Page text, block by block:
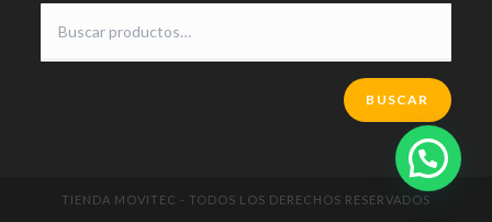
BUSCAR
TIENDA MOVITEC - TODOS LOS DERECHOS RESERVADOS